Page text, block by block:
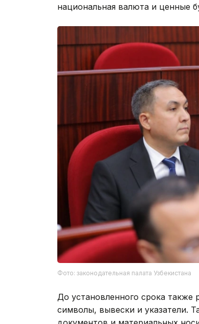
национальная валюта и ценные
Фото: законодательная палата Узбекистана
До установленного срока также
символы, вывески и указатели.